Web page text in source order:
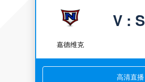
嘉德维克
V : S
高清直播